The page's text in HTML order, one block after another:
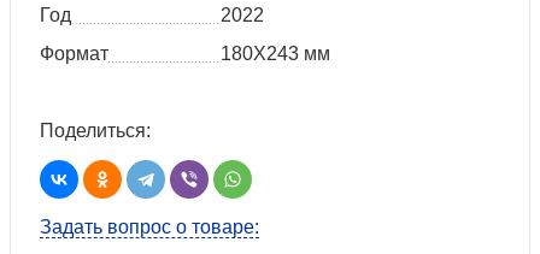
Год
2022
Формат
180Х243 мм
Поделиться:
Задать вопрос о товаре: